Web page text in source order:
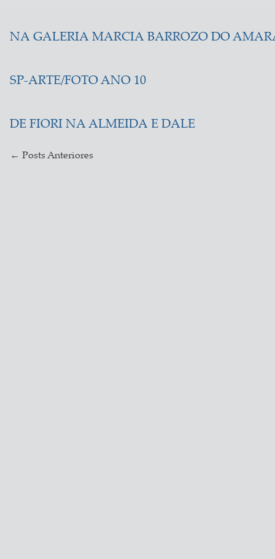
NA GALERIA MARCIA BARROZO DO
SP-ARTE/FOTO ANO 10
DE FIORI NA ALMEIDA E DALE
← Posts Anteriores